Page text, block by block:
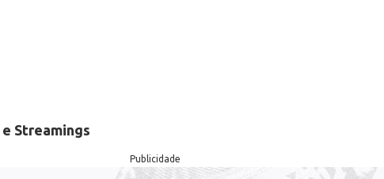
e Streamings
Publicidade